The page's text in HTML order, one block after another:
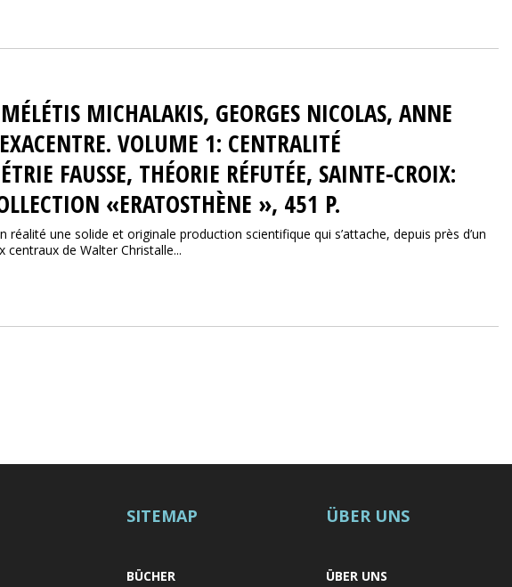
MICHALAKIS, GEORGES NICOLAS, ANNE
VOLUME 1: CENTRALITÉ
FAUSSE, THÉORIE RÉFUTÉE, SAINTE-CROIX:
«ERATOSTHÈNE », 451 P.
une solide et originale production scientifique qui s’attache, depuis près d’un
de Walter Christalle...
SITEMAP
BÜCHER
ÜBER UNS
ÜBER UNS